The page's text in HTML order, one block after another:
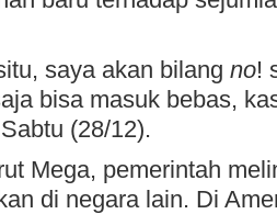
saya akan bilang no!
bisa masuk bebas,
(28/12).
Mega, pemerintah
di negara lain. Di